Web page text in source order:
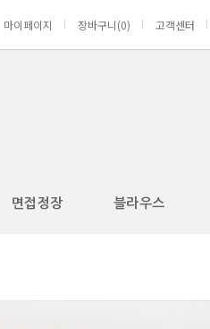
마이페이지 장바구니(0) 고객센터
면접정장 블라우스